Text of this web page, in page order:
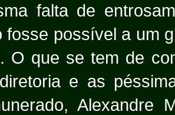
falta de
fosse possível a um
O que se tem de
e as
Alexandre